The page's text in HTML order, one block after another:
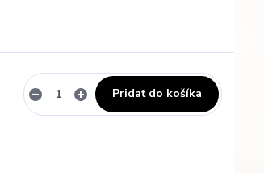
Pridať do košíka